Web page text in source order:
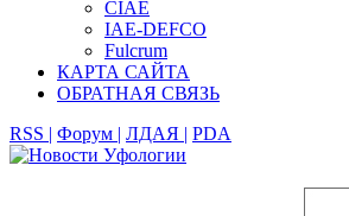
CIAE
IAE-DEFCO
Fulcrum
КАРТА САЙТА
ОБРАТНАЯ СВЯЗЬ
RSS | Форум | ЛДАЯ | PDA